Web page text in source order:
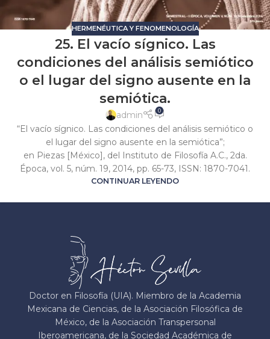
HERMENÉUTICA Y FENOMENOLOGÍA
25. El vacío sígnico. Las
condiciones del análisis semiótico
o el lugar del signo ausente en la
semiótica.
admin 0
“El vacío sígnico. Las condiciones del análisis semiótico o
el lugar del signo ausente en la semiótica”;
en Piezas [México], del Instituto de Filosofía A.C., 2da.
Época, vol. 5, núm. 19, 2014, pp. 65-73, ISSN: 1870-7041.
CONTINUAR LEYENDO
Doctor en Filosofía (UIA). Miembro de la Academia
Mexicana de Ciencias, de la Asociación Filosófica de
México, de la Asociación Transpersonal
Iberoamericana, de la Sociedad Académica de